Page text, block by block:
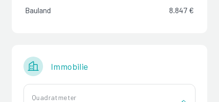
Bauland 8.847 €
Immobilie
Quadratmeter